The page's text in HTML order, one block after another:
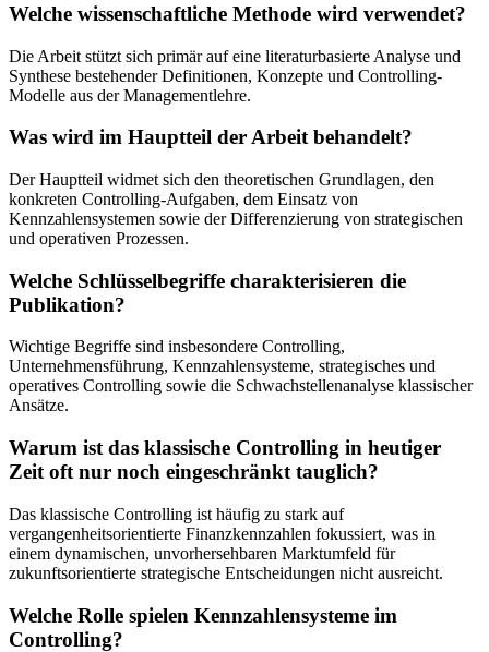
Welche wissenschaftliche Methode wird verwendet?
Die Arbeit stützt sich primär auf eine literaturbasierte Analyse und
Synthese bestehender Definitionen, Konzepte und Controlling-
Modelle aus der Managementlehre.
Was wird im Hauptteil der Arbeit behandelt?
Der Hauptteil widmet sich den theoretischen Grundlagen, den
konkreten Controlling-Aufgaben, dem Einsatz von
Kennzahlensystemen sowie der Differenzierung von strategischen
und operativen Prozessen.
Welche Schlüsselbegriffe charakterisieren die
Publikation?
Wichtige Begriffe sind insbesondere Controlling,
Unternehmensführung, Kennzahlensysteme, strategisches und
operatives Controlling sowie die Schwachstellenanalyse klassischer
Ansätze.
Warum ist das klassische Controlling in heutiger
Zeit oft nur noch eingeschränkt tauglich?
Das klassische Controlling ist häufig zu stark auf
vergangenheitsorientierte Finanzkennzahlen fokussiert, was in
einem dynamischen, unvorhersehbaren Marktumfeld für
zukunftsorientierte strategische Entscheidungen nicht ausreicht.
Welche Rolle spielen Kennzahlensysteme im
Controlling?